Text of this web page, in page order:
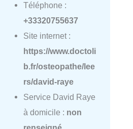
Téléphone :
+33320755637
Site internet :
https://www.doctoli
b.fr/osteopathe/lee
rs/david-raye
Service David Raye
à domicile : non